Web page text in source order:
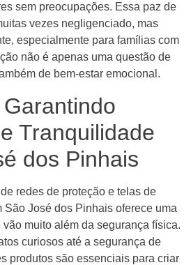
sem preocupações. Essa paz de
vezes negligenciado, mas
especialmente para famílias com
não é apenas uma questão de
de bem-estar emocional.
Tranquilidade
dos Pinhais
redes de proteção e telas de
São José dos Pinhais oferece uma
muito além da segurança física.
curiosos até a segurança de
produtos são essenciais para criar